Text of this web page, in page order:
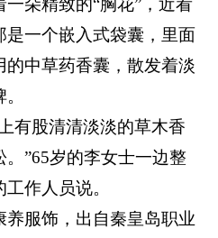
朵精致的“胸花”，近看
一个嵌入式袋囊，里面
的中草药香囊，散发着淡
有股清清淡淡的草木香
”65岁的李女士一边整
作人员说。
养服饰，出自秦皇岛职业